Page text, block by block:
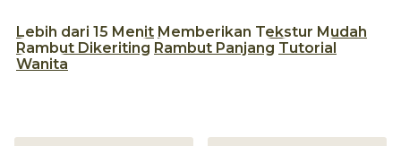
Lebih dari 15 Menit Memberikan Tekstur Mudah
Rambut Dikeriting Rambut Panjang Tutorial
Wanita